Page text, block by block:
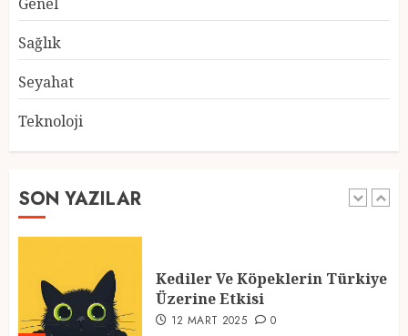
Sağlık
Seyahat
Teknoloji
SON YAZILAR
5
1
2025 En İyi Yaz Tatilleri
Kediler Ve Köpeklerin Türkiye
Üzerine Etkisi
12 MART 2025 0